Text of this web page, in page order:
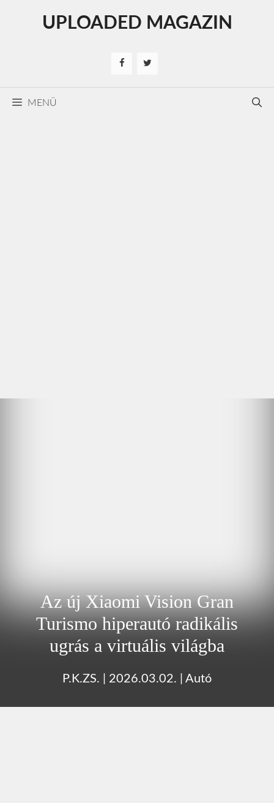
UPLOADED MAGAZIN
MENÜ
Az új Xiaomi Vision Gran
Turismo hiperautó radikális
ugrás a virtuális világba
P.K.ZS. 2026.03.02. Autó